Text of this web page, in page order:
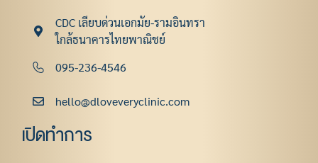
CDC เลียบด่วนเอกมัย-รามอินทรา
ใกล้ธนาคารไทยพาณิชย์
095-236-4546
hello@dloveveryclinic.com
เปิดทำการ